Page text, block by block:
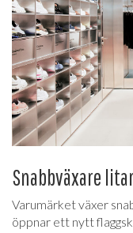
Snabbväxare
Varumärket växer
öppnar ett nytt